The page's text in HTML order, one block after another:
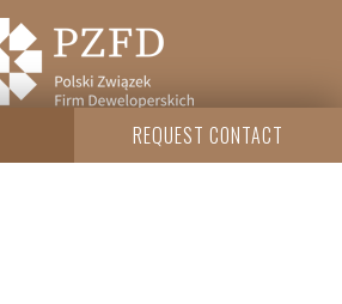
REQUEST CONTACT